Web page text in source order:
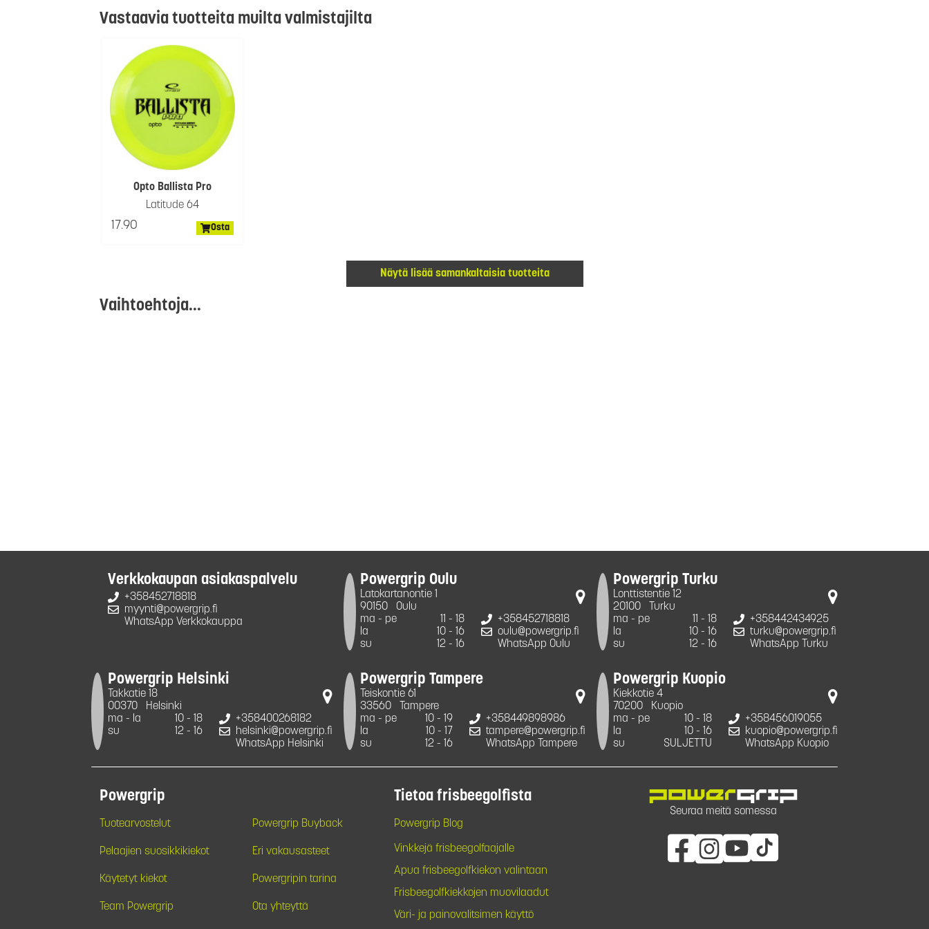
Vastaavia tuotteita muilta valmistajilta
Opto Ballista Pro
Latitude 64
17.90 Osta
Näytä lisää samankaltaisia tuotteita
Vaihtoehtoja...
Verkkokaupan asiakaspalvelu
+358452718818
myynti@powergrip.fi
WhatsApp Verkkokauppa
Powergrip Oulu
Latokartanontie 1
90150
Oulu
ma - pe
11 - 18
la
10 - 16
su
12 - 16
+358452718818
oulu@powergrip.fi
WhatsApp Oulu
Powergrip Turku
Lonttistentie 12
20100
Turku
ma - pe
11 - 18
la
10 - 16
su
12 - 16
+358442434925
turku@powergrip.fi
WhatsApp Turku
Powergrip Helsinki
Takkatie 18
00370
Helsinki
ma - la
10 - 18
su
12 - 16
+358400268182
helsinki@powergrip.fi
WhatsApp Helsinki
Powergrip Tampere
Teiskontie 61
33560
Tampere
ma - pe
10 - 19
la
10 - 17
su
12 - 16
+358449898986
tampere@powergrip.fi
WhatsApp Tampere
Powergrip Kuopio
Kiekkotie 4
70200
Kuopio
ma - pe
10 - 18
la
10 - 16
su
SULJETTU
+358456019055
kuopio@powergrip.fi
WhatsApp Kuopio
Powergrip
Tuotearvostelut Powergrip Buyback
Pelaajien suosikkikiekot Eri vakausasteet
Käytetyt kiekot Powergripin tarina
Team Powergrip Ota yhteyttä
Tietoa frisbeegolfista
Powergrip Blog
Vinkkejä frisbeegolfaajalle
Apua frisbeegolfkiekon valintaan
Frisbeegolfkiekkojen muovilaadut
Väri- ja painovalitsimen käyttö
Seuraa meitä somessa